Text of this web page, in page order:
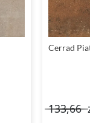
Cerrad
133,66